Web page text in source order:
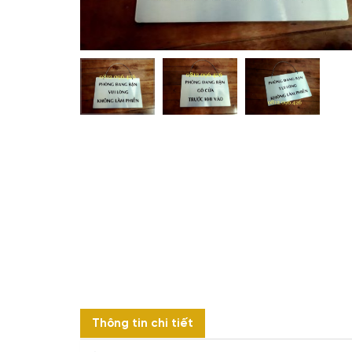
Thông tin chi tiết